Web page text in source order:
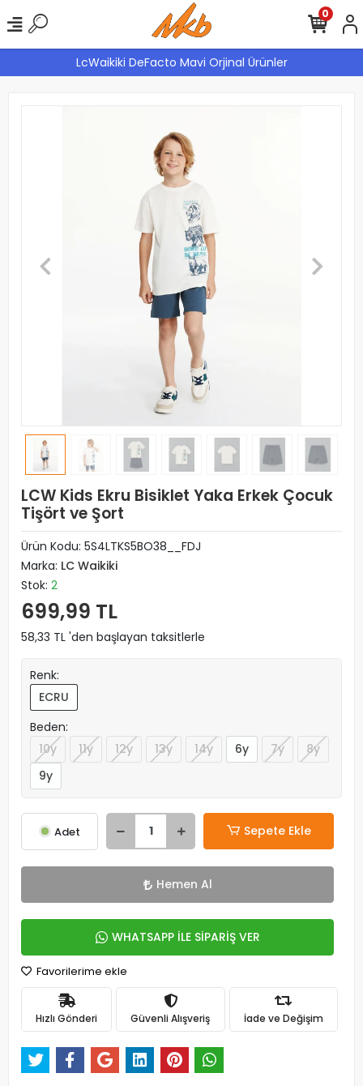
LcWaikiki DeFacto Mavi Orjinal Ürünler
0
LCW Kids Ekru Bisiklet Yaka Erkek Çocuk
Tişört ve Şort
Ürün Kodu: 5S4LTKS5BO38__FDJ
Marka: LC Waikiki
Stok: 2
699,99 TL
58,33 TL 'den başlayan taksitlerle
Renk:
ECRU
Beden:
10y
11y 12y 13y 14y 6y 7y
8y
9y
Adet Sepete Ekle
Hemen Al
WHATSAPP İLE SİPARİŞ VER
Favorilerime ekle
Hızlı Gönderi Güvenli Alışveriş İade ve Değişim